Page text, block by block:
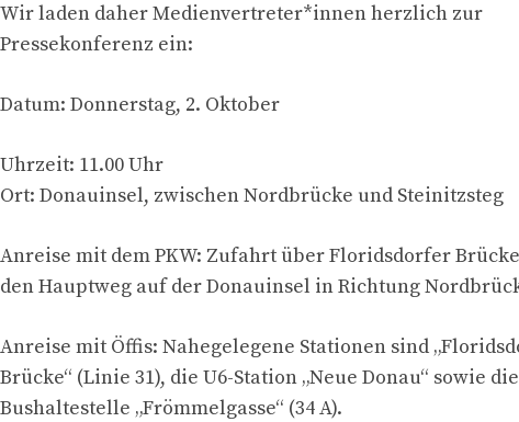
Wir laden daher Medienvertreter*innen herzlich zur
Pressekonferenz ein:
Datum: Donnerstag, 2. Oktober
Uhrzeit: 11.00 Uhr
Ort: Donauinsel, zwischen Nordbrücke und Steinitzsteg
Anreise mit dem PKW: Zufahrt über Floridsdorfer
den Hauptweg auf der Donauinsel in Richtung
Anreise mit Öffis: Nahegelegene Stationen sind
Brücke“ (Linie 31), die U6-Station „Neue Donau“ sowie
Bushaltestelle „Frömmelgasse“ (34 A).